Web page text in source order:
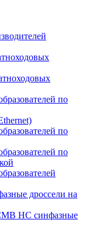
по
по
по
дроссели на
HC синфазные